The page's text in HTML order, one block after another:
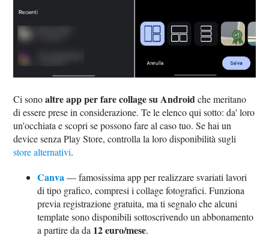
Ci sonoaltre app per fare collage su Androidche meritano
di essere prese in considerazione. Te le elenco qui sotto: da' loro
un'occhiata e scopri se possono fare al caso tuo. Se hai un
device senza Play Store, controlla la loro disponibilità sugli
store alternativi.
Canva— famosissima app per realizzare svariati lavori
di tipo grafico, compresi i collage fotografici. Funziona
previa registrazione gratuita, ma ti segnalo che alcuni
template sono disponibili sottoscrivendo un abbonamento
a partire da da 12 euro/mese.